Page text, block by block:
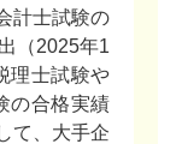
計士試験の
（2025年1
理士試験や
の合格実績
て、大手企